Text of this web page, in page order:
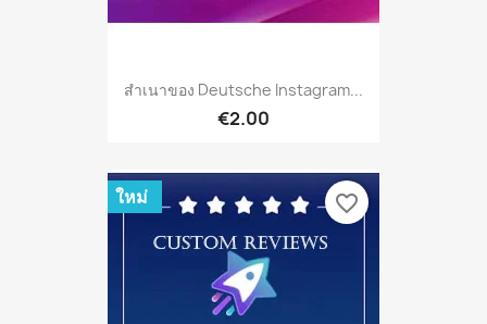
สำเนาของ Deutsche Instagram...
€2.00
ใหม่ favorite_border